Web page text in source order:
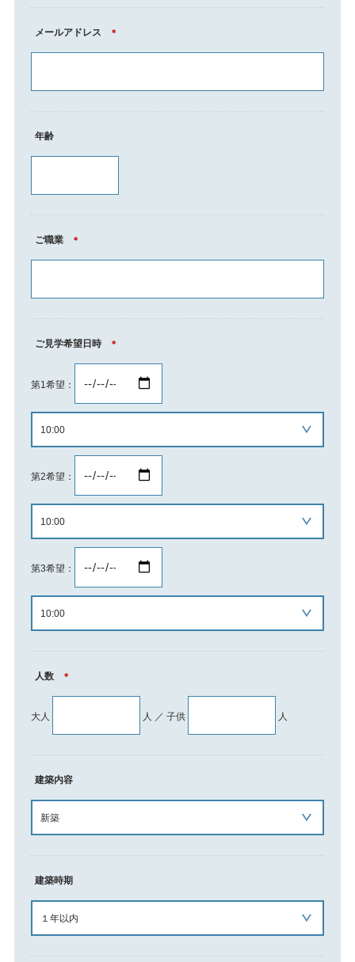
メールアドレス ＊
年齢
ご職業 ＊
ご見学希望日時 ＊
第1希望：
第2希望：
第3希望：
人数 ＊
大人 人 ／ 子供 人
建築内容
建築時期